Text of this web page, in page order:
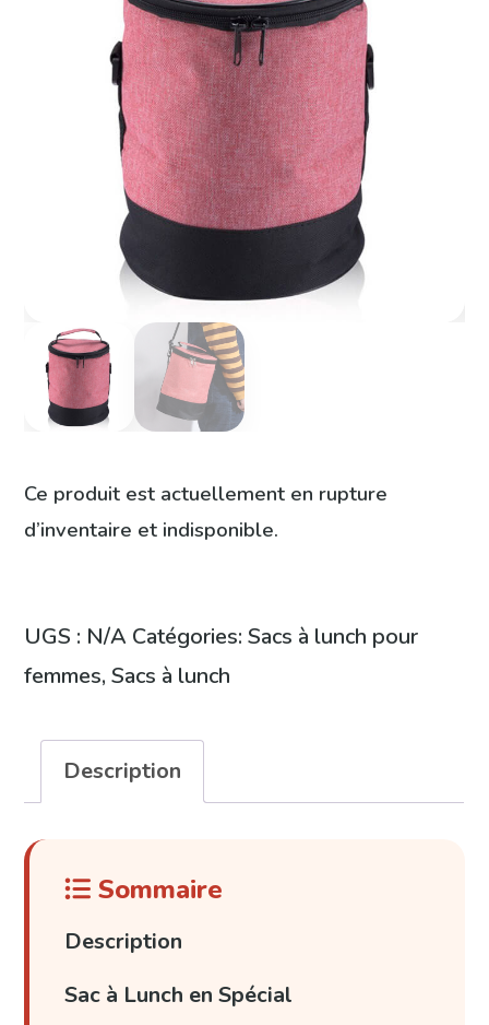
Ce produit est actuellement en rupture
d’inventaire et indisponible.
UGS : N/A Catégories:Sacs à lunch pour
femmes,Sacs à lunch
Description
Sommaire
Description
Sac à Lunch en Spécial